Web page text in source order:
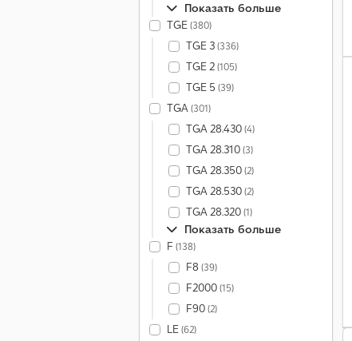
Показать больше
TGE(380)
TGE 3(336)
TGE 2(105)
TGE 5 (39)
TGA(301)
TGA 28.430(4)
TGA 28.310(3)
TGA 28.350(2)
TGA 28.530(2)
TGA 28.320(1)
Показать больше
F (138)
F8 (39)
F2000(15)
F90(2)
LE(62)